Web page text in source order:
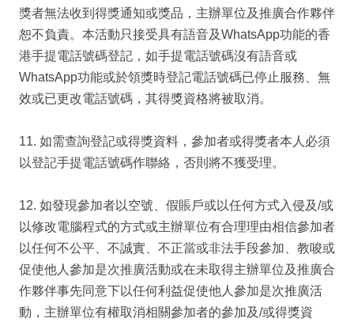
獎者無法收到得獎通知或獎品，主辦單位及推廣合作夥伴
恕不負責。本活動只接受具有語音及WhatsApp功能的香
港手提電話號碼登記，如手提電話號碼沒有語音或
WhatsApp功能或於領獎時登記電話號碼已停止服務、無
效或已更改電話號碼，其得獎資格將被取消。
11. 如需查詢登記或得獎資料，參加者或得獎者本人必須
以登記手提電話號碼作聯絡，否則將不獲受理。
12. 如發現參加者以空號、假賬戶或以任何方式入侵及/或
以修改電腦程式的方式或主辦單位有合理理由相信參加者
以任何不公平、不誠實、不正當或非法手段參加、教唆或
促使他人參加是次推廣活動或在未取得主辦單位及推廣合
作夥伴事先同意下以任何利益促使他人參加是次推廣活
動，主辦單位有權取消相關參加者的參加及/或得獎資